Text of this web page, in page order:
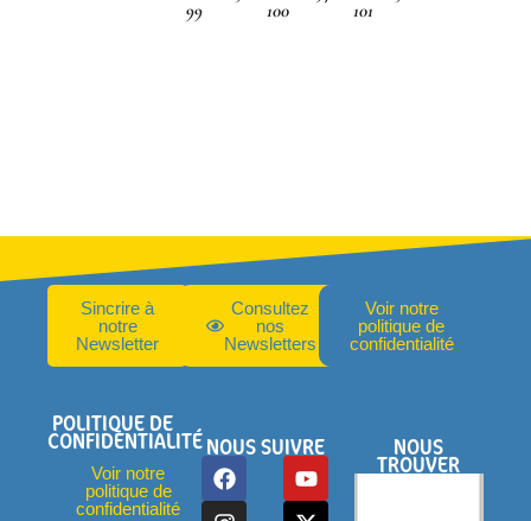
99
100 101
Sincrire à
notre
Newsletter
Consultez
nos
Newsletters
Voir notre
politique de
confidentialité
POLITIQUE DE
CONFIDENTIALITÉ
Voir notre
politique de
confidentialité
NOUS SUIVRE NOUS
TROUVER